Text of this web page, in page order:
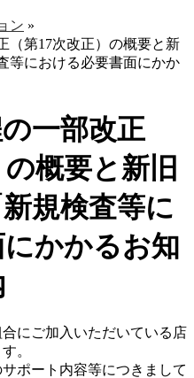
ン »
（第17次改正）の概要と新
等における必要書面にかか
の一部改正
の概要と新旧
規検査等に
かかるお知
にご加入いただいている店
。
ポート内容等につきまして